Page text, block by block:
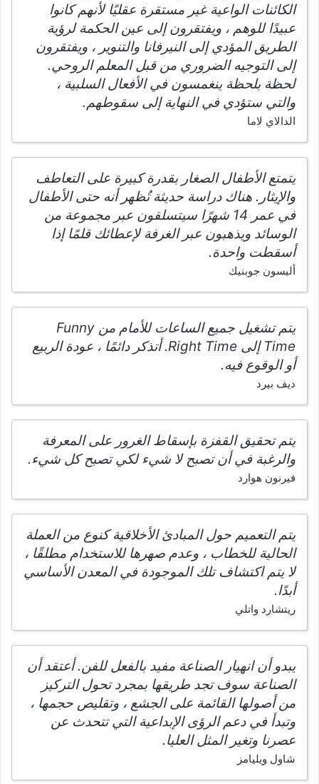
الكائنات الواعية غير مستقرة عقليًا لأنهم كانوا
عبيدًا للوهم ، ويفتقرون إلى عين الحكمة لرؤية
الطريق المؤدي إلى النيرفانا والتنوير ، ويفتقرون
إلى التوجيه الضروري من قبل المعلم الروحي.
لحظة بلحظة ينغمسون في الأفعال السلبية ،
والتي ستؤدي في النهاية إلى سقوطهم.
الدالاي لاما
يتمتع الأطفال الصغار بقدرة كبيرة على التعاطف
والإيثار. هناك دراسة حديثة تُظهر أنه حتى الأطفال
في عمر 14 شهرًا سيتسلقون عبر مجموعة من
الوسائد ويذهبون عبر الغرفة لإعطائك قلمًا إذا
أسقطت واحدة.
أليسون جوبنيك
يتم تشغيل جميع الساعات للأمام من Funny
Time إلى Right Time. أتذكر دائمًا ، عودة الربيع
أو الوقوع فيه.
ديف بيرد
يتم تحقيق القفزة بإسقاط الغرور على المعرفة
والرغبة في أن تصبح لا شيء لكي تصبح كل شيء.
فيرنون هوارد
يتم التعميم حول المبادئ الأخلاقية كنوع من العملة
الحالية للخطاب ، وعدم صهرها للاستخدام مطلقًا ،
لا يتم اكتشاف تلك الموجودة في المعدن الأساسي
أبدًا.
ريتشارد واتلي
يبدو أن انهيار الصناعة مفيد بالفعل للفن. أعتقد أن
الصناعة سوف تجد طريقها بمجرد تحول التركيز
من أصولها القائمة على الجشع ، وتقليص حجمها ،
وتبدأ في دعم الرؤى الإبداعية التي تتحدث عن
عصرنا وتغير المثل العليا.
شاول ويليامز